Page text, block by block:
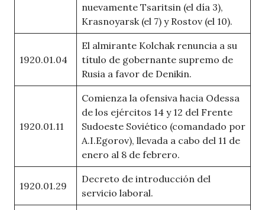
nuevamente Tsaritsin (el día 3),
Krasnoyarsk (el 7) y Rostov (el 10).
1920.01.04
El almirante Kolchak renuncia a su
título de gobernante supremo de
Rusia a favor de Denikin.
1920.01.11
Comienza la ofensiva hacia Odessa
de los ejércitos 14 y 12 del Frente
Sudoeste Soviético (comandado por
A.I.Egorov), llevada a cabo del 11 de
enero al 8 de febrero.
1920.01.29
Decreto de introducción del
servicio laboral.